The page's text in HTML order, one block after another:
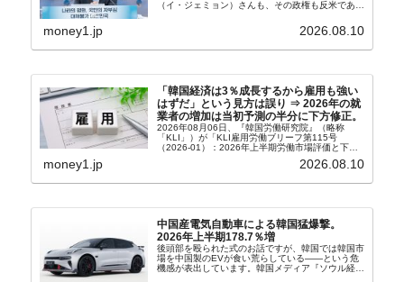
（イ・ジェミョン）さんも、その政権も反米であ
（アン・ギュベク）さんが国防部長（長官）を努め
money1.jp 2026.08.10
「韓国経済は3％成長するから雇用も強い
はずだ」という見方は誤り ⇒ 2026年の就
業者の増加は当初予測の半分に下方修正。
2026年08月06日、『韓国労働研究院』（略称
「KLI」）が「KLI雇用労働ブリーフ第115号
（2026-01）：2026年上半期労働市場評価と下半
度もご紹介していますが、政府が何よりも大...
money1.jp 2026.08.10
中国産電気自動車による韓国猛爆撃。
2026年上半期178.7％増
後頭部を殴られた式のお話ですが、韓国では韓国市
場を中国製のEVが食い荒らしている――という危
機感が表出しています。韓国メディア『ソウル経